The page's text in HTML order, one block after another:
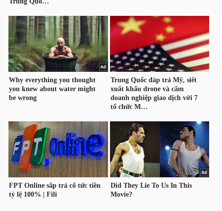
THẾ
GIỚI
ĐÔNG
TÀI
CHÍNH
CÁ
NHÂN